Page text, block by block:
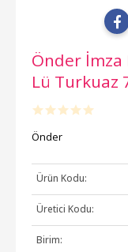
Önder İmza
Lü Turkuaz
Önder
Ürün Kodu:
Üretici Kodu:
Birim: